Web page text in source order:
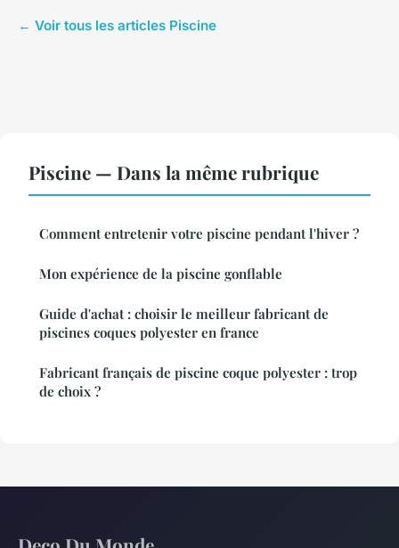
← Voir tous les articles Piscine
Piscine — Dans la même rubrique
Comment entretenir votre piscine pendant l'hiver ?
Mon expérience de la piscine gonflable
Guide d'achat : choisir le meilleur fabricant de
piscines coques polyester en france
Fabricant français de piscine coque polyester : trop
de choix ?